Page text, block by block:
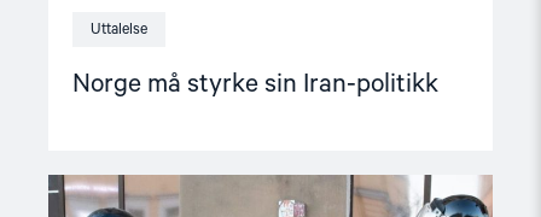
Uttalelse
Norge må styrke sin Iran-politikk
Read
article